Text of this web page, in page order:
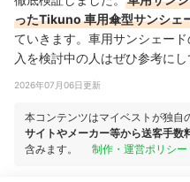
ったTikuno 車用傘型サンシェ
ていきます。車用サンシェー
入を検討中の人はぜひ参考にし
2026年07月06日更新
本コンテンツはマイベストが独自
サイトやメーカー等から送客手数
含みます。
制作・運営ポリシー